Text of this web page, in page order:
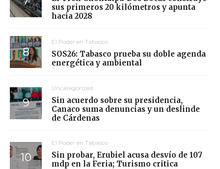
sus primeros 20 kilómetros y apunta
hacia 2028
El Poder en Tabasco
SOS26: Tabasco prueba su doble agenda
energética y ambiental
Uncategorized
Sin acuerdo sobre su presidencia,
Canaco suma denuncias y un deslinde
de Cárdenas
El Poder en Tabasco
Sin probar, Erubiel acusa desvío de 107
mdp en la Feria; Turismo critica